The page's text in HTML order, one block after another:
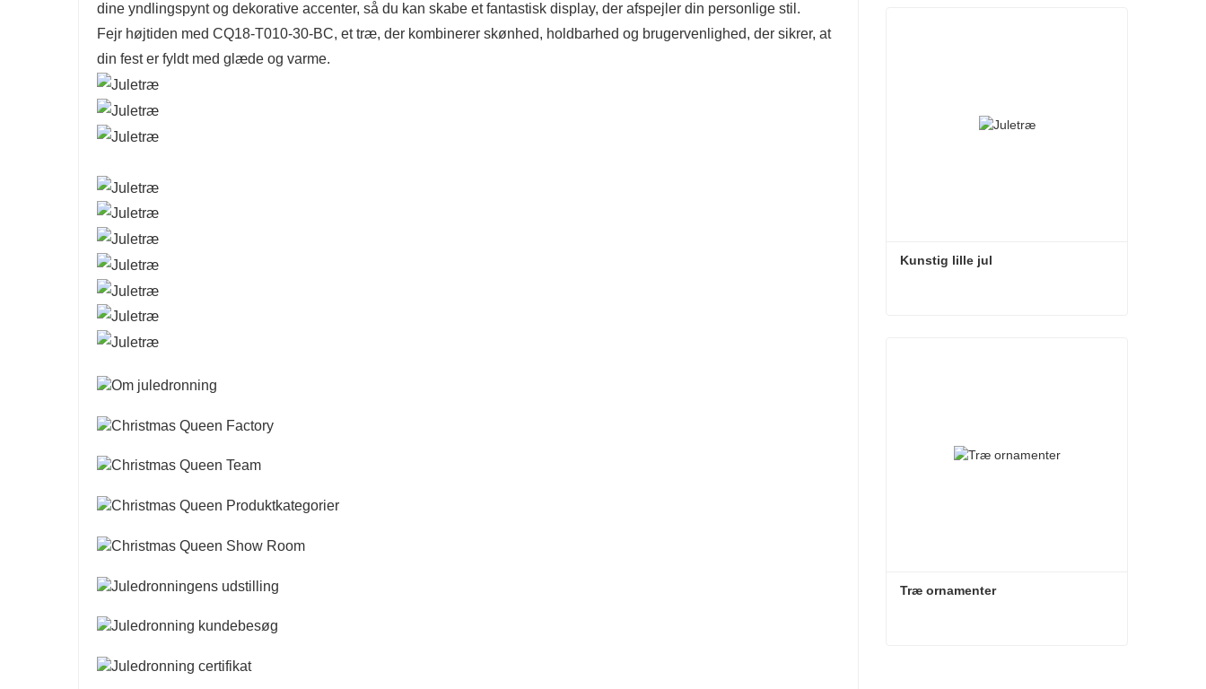
dine yndlingspynt og dekorative accenter, så du kan skabe et fantastisk display, der afspejler din personlige stil.
Fejr højtiden med CQ18-T010-30-BC, et træ, der kombinerer skønhed, holdbarhed og brugervenlighed, der sikrer, at
din fest er fyldt med glæde og varme.
Kunstig lille jul
Træ ornamenter